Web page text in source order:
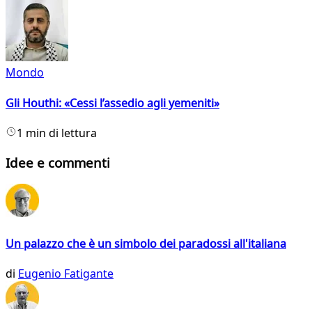
Mondo
Gli Houthi: «Cessi l’assedio agli yemeniti»
1 min di lettura
Idee e commenti
Un palazzo che è un simbolo dei paradossi all'italiana
di Eugenio Fatigante